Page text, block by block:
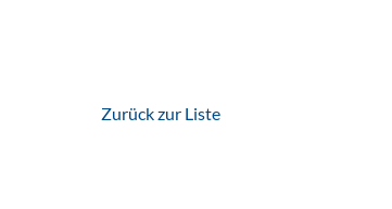
Zurück zur Liste